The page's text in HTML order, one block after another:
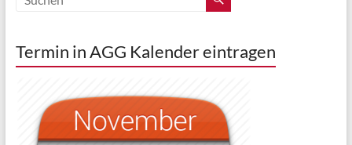
Termin in AGG Kalender eintragen